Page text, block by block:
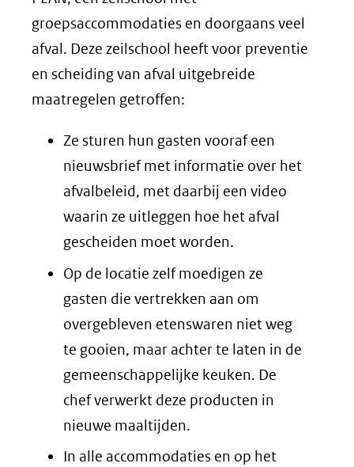
groepsaccommodaties en doorgaans veel
afval. Deze zeilschool heeft voor preventie
en scheiding van afval uitgebreide
maatregelen getroffen:
Ze sturen hun gasten vooraf een
nieuwsbrief met informatie over het
afvalbeleid, met daarbij een video
waarin ze uitleggen hoe het afval
gescheiden moet worden.
Op de locatie zelf moedigen ze
gasten die vertrekken aan om
overgebleven etenswaren niet weg
te gooien, maar achter te laten in de
gemeenschappelijke keuken. De
chef verwerkt deze producten in
nieuwe maaltijden.
In alle accommodaties en op het